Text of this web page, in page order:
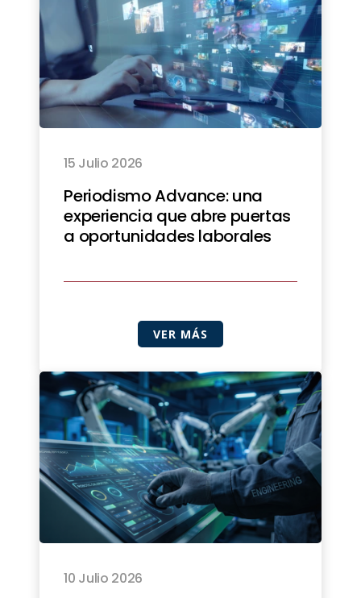
15 Julio 2026
Periodismo Advance: una
experiencia que abre puertas
a oportunidades laborales
VER MÁS
10 Julio 2026